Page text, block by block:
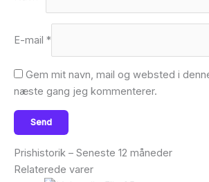
E-mail *
Gem mit navn, mail og websted i
næste gang jeg kommenterer.
Prishistorik – Seneste 12 måneder
Relaterede varer